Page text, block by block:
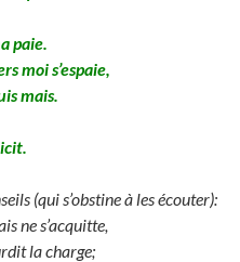
paie.
moi s’espaie,
mais.
(qui s’obstine à les écouter):
ne s’acquitte,
la charge;